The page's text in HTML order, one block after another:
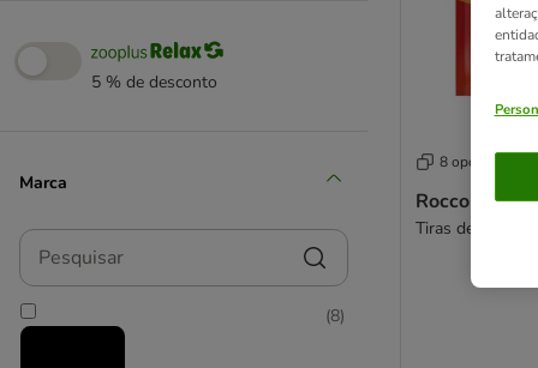
Snacks funcionais
Sénior
Vegetarianos
Cães de porte grande
5 % de desconto
Marca
Pesquisar
(8)
8 opções
Rocco
Tiras de frango